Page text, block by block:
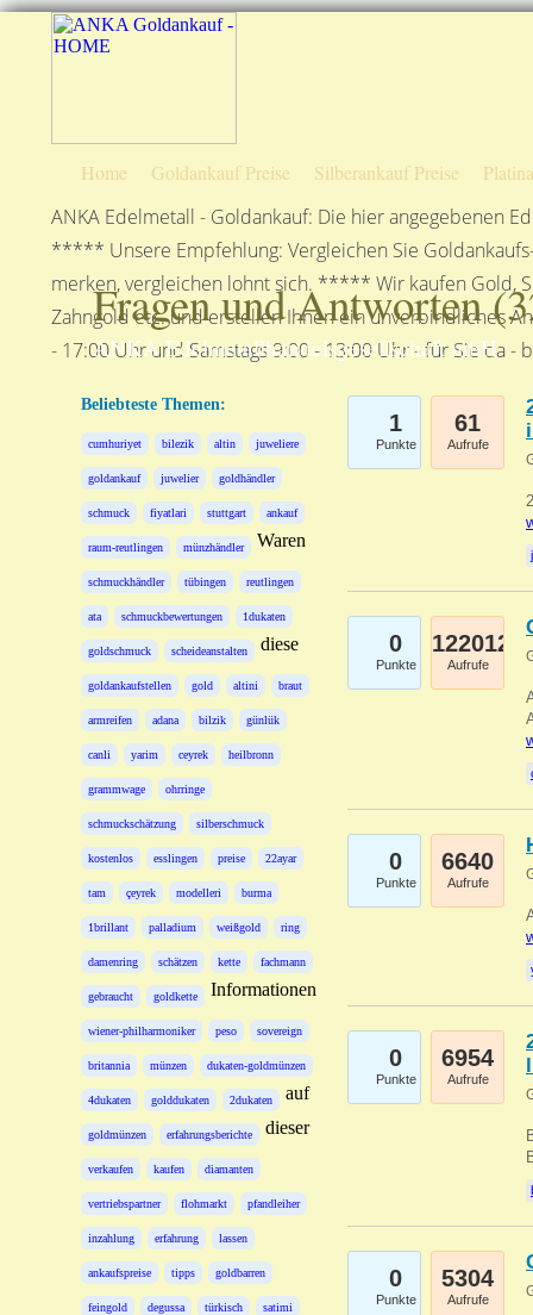
Home Goldankauf Preise Silberankauf Preise
ANKA Edelmetall - Goldankauf: Die hier angegebenen
***** Unsere Empfehlung: Vergleichen Sie
merken, vergleichen lohnt sich. ***** Wir kaufen Gold,
Zahngold etc. und erstellen Ihnen ein unverbindliches
- 17:00 Uhr und Samstags 9:00 - 13:00 Uhr - für Sie
Fragen und Antworten (
ANKA Edelmetallhandelsgesellschaft mbH
Beliebteste Themen:
cumhuriyet bilezik altin juweliere
goldankauf juwelier goldhändler
schmuck fiyatlari stuttgart ankauf
raum-reutlingen münzhändler
schmuckhändler tübingen reutlingen
ata schmuckbewertungen 1dukaten
goldschmuck scheideanstalten
goldankaufstellen gold altini braut
armreifen adana bilzik günlük
canli yarim ceyrek heilbronn
grammwage ohrringe
schmuckschätzung silberschmuck
kostenlos esslingen preise 22ayar
tam çeyrek modelleri burma
1brillant palladium weißgold ring
damenring schätzen kette fachmann
gebraucht goldkette
wiener-philharmoniker peso sovereign
britannia münzen dukaten-goldmünzen
4dukaten golddukaten 2dukaten
goldmünzen erfahrungsberichte
verkaufen kaufen diamanten
vertriebspartner flohmarkt pfandleiher
inzahlung erfahrung lassen
ankaufspreise tipps goldbarren
feingold degussa türkisch satimi
Waren
diese
Informationen
auf
dieser
1
Punkte
61
Aufrufe
0
Punkte
122012
Aufrufe
0
Punkte
6640
Aufrufe
0
Punkte
6954
Aufrufe
0
Punkte
5304
Aufrufe